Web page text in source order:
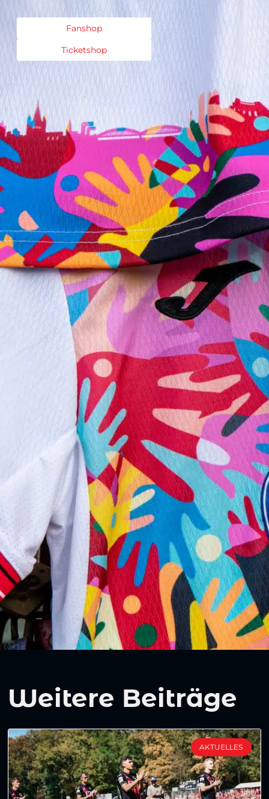
Fanshop
Ticketshop
Weitere Beiträge
AKTUELLES